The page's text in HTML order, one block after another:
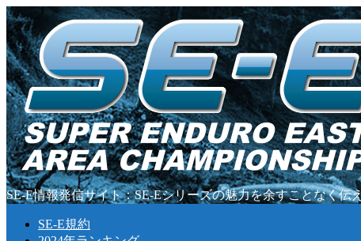
SE-E情報発信サイト：SE-Eシリーズの魅力を余すことなく伝
SE-E規約